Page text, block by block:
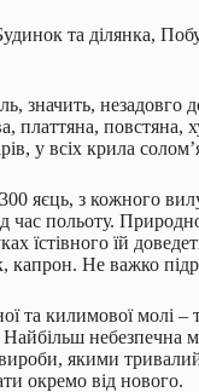
та ділянка,
значить,
платтяна,
у всіх крила
яєць, з кожного
час польоту.
їстівного їй
Не важко
та килимової молі
небезпечна
якими
окремо від нового.